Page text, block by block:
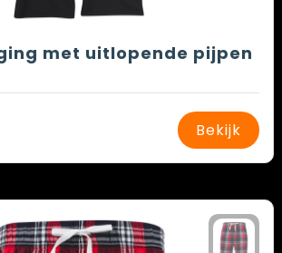
met uitlopende pijpen
Bekijk